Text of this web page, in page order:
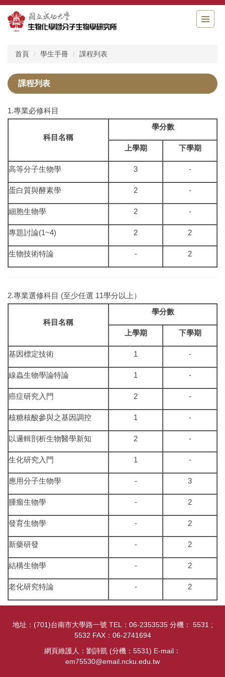
跳
到
主
首頁 學生手冊 課程列表
課程列表
1.專業必修科目
科目名稱
學分數
上學期 下學期
高等分子生物學 3 -
蛋白質與酵素學 2 -
細胞生物學 2 -
專題討論(1~4) 2 2
生物技術特論 - 2
2.專業選修科目 (至少任選 11學分以上）
科目名稱
學分數
上學期 下學期
基因標定技術 1 -
線蟲生物學論特論 1 -
癌症研究入門 2 -
核糖核酸參與之基因調控 1 -
以邏輯剖析生物醫學新知 2 -
生化研究入門 1 -
應用分子生物學 - 3
腫瘤生物學 - 2
發育生物學 - 2
新藥研發 - 2
結構生物學 - 2
老化研究特論 - 2
地址：(701)台南市大學路一號 TEL：06-2353535 分機： 5531 ;
5532 FAX：06-2741694
網頁維護人：劉詩凱 (分機：5531) E-mail：
em75530@email.ncku.edu.tw